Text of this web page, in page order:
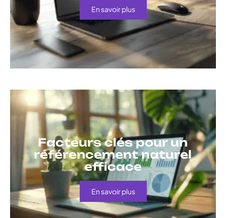
En savoir plus
Facteurs clés pour un
référencement naturel
efficace
En savoir plus